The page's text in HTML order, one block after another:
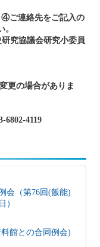
ご連絡先をご記入の
究協議会研究小委員
更の場合がありま
6802-4119
会（第76回(飯能)
）
館との合同例会)